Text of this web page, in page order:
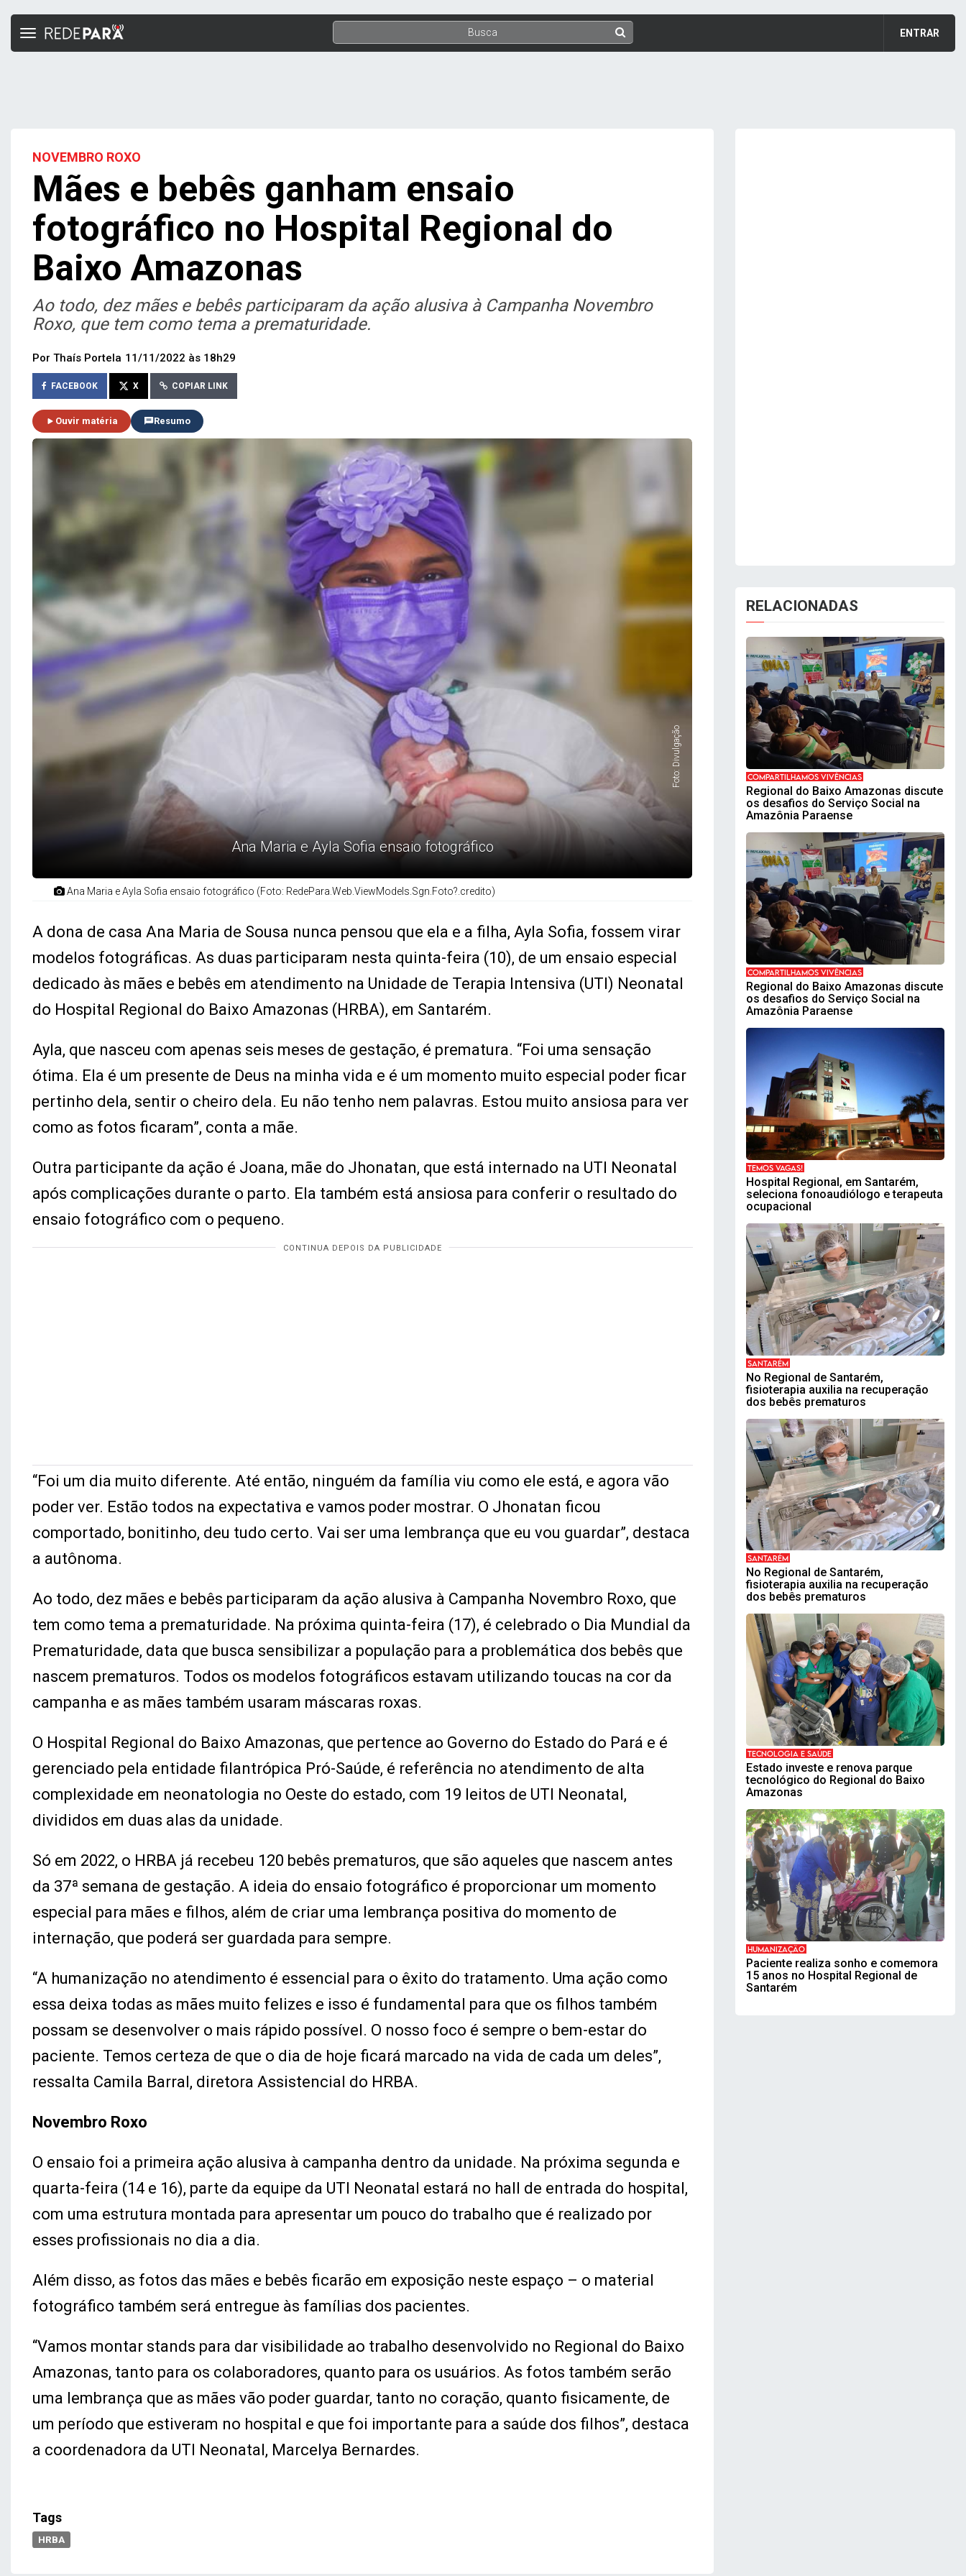
ENTRAR
Toggle
NOVEMBRO ROXO
Mães e bebês ganham ensaio
fotográfico no Hospital Regional do
Baixo Amazonas
Ao todo, dez mães e bebês participaram da ação alusiva à Campanha Novembro
Roxo, que tem como tema a prematuridade.
Por Thaís Portela 11/11/2022 às 18h29
FACEBOOK X COPIAR LINK
Ouvir matéria Resumo
Ana Maria e Ayla Sofia ensaio fotográfico
Foto: Divulgação
Ana Maria e Ayla Sofia ensaio fotográfico (Foto: RedePara.Web.ViewModels.Sgn.Foto?.credito)
A dona de casa Ana Maria de Sousa nunca pensou que ela e a filha, Ayla Sofia, fossem virar
modelos fotográficas. As duas participaram nesta quinta-feira (10), de um ensaio especial
dedicado às mães e bebês em atendimento na Unidade de Terapia Intensiva (UTI) Neonatal
do Hospital Regional do Baixo Amazonas (HRBA), em Santarém.
Ayla, que nasceu com apenas seis meses de gestação, é prematura. “Foi uma sensação
ótima. Ela é um presente de Deus na minha vida e é um momento muito especial poder ficar
pertinho dela, sentir o cheiro dela. Eu não tenho nem palavras. Estou muito ansiosa para ver
como as fotos ficaram”, conta a mãe.
Outra participante da ação é Joana, mãe do Jhonatan, que está internado na UTI Neonatal
após complicações durante o parto. Ela também está ansiosa para conferir o resultado do
ensaio fotográfico com o pequeno.
“Foi um dia muito diferente. Até então, ninguém da família viu como ele está, e agora vão
poder ver. Estão todos na expectativa e vamos poder mostrar. O Jhonatan ficou
comportado, bonitinho, deu tudo certo. Vai ser uma lembrança que eu vou guardar”, destaca
a autônoma.
Ao todo, dez mães e bebês participaram da ação alusiva à Campanha Novembro Roxo, que
tem como tema a prematuridade. Na próxima quinta-feira (17), é celebrado o Dia Mundial da
Prematuridade, data que busca sensibilizar a população para a problemática dos bebês que
nascem prematuros. Todos os modelos fotográficos estavam utilizando toucas na cor da
campanha e as mães também usaram máscaras roxas.
O Hospital Regional do Baixo Amazonas, que pertence ao Governo do Estado do Pará e é
gerenciado pela entidade filantrópica Pró-Saúde, é referência no atendimento de alta
complexidade em neonatologia no Oeste do estado, com 19 leitos de UTI Neonatal,
divididos em duas alas da unidade.
Só em 2022, o HRBA já recebeu 120 bebês prematuros, que são aqueles que nascem antes
da 37ª semana de gestação. A ideia do ensaio fotográfico é proporcionar um momento
especial para mães e filhos, além de criar uma lembrança positiva do momento de
internação, que poderá ser guardada para sempre.
“A humanização no atendimento é essencial para o êxito do tratamento. Uma ação como
essa deixa todas as mães muito felizes e isso é fundamental para que os filhos também
possam se desenvolver o mais rápido possível. O nosso foco é sempre o bem-estar do
paciente. Temos certeza de que o dia de hoje ficará marcado na vida de cada um deles”,
ressalta Camila Barral, diretora Assistencial do HRBA.
Novembro Roxo
O ensaio foi a primeira ação alusiva à campanha dentro da unidade. Na próxima segunda e
quarta-feira (14 e 16), parte da equipe da UTI Neonatal estará no hall de entrada do hospital,
com uma estrutura montada para apresentar um pouco do trabalho que é realizado por
esses profissionais no dia a dia.
Além disso, as fotos das mães e bebês ficarão em exposição neste espaço – o material
fotográfico também será entregue às famílias dos pacientes.
“Vamos montar stands para dar visibilidade ao trabalho desenvolvido no Regional do Baixo
Amazonas, tanto para os colaboradores, quanto para os usuários. As fotos também serão
uma lembrança que as mães vão poder guardar, tanto no coração, quanto fisicamente, de
um período que estiveram no hospital e que foi importante para a saúde dos filhos”, destaca
a coordenadora da UTI Neonatal, Marcelya Bernardes.
Tags
HRBA
RELACIONADAS
COMPARTILHAMOS VIVÊNCIAS
Regional do Baixo Amazonas discute
os desafios do Serviço Social na
Amazônia Paraense
COMPARTILHAMOS VIVÊNCIAS
Regional do Baixo Amazonas discute
os desafios do Serviço Social na
Amazônia Paraense
TEMOS VAGAS!
Hospital Regional, em Santarém,
seleciona fonoaudiólogo e terapeuta
ocupacional
SANTARÉM
No Regional de Santarém,
fisioterapia auxilia na recuperação
dos bebês prematuros
SANTARÉM
No Regional de Santarém,
fisioterapia auxilia na recuperação
dos bebês prematuros
TECNOLOGIA E SAÚDE
Estado investe e renova parque
tecnológico do Regional do Baixo
Amazonas
HUMANIZAÇÃO
Paciente realiza sonho e comemora
15 anos no Hospital Regional de
Santarém